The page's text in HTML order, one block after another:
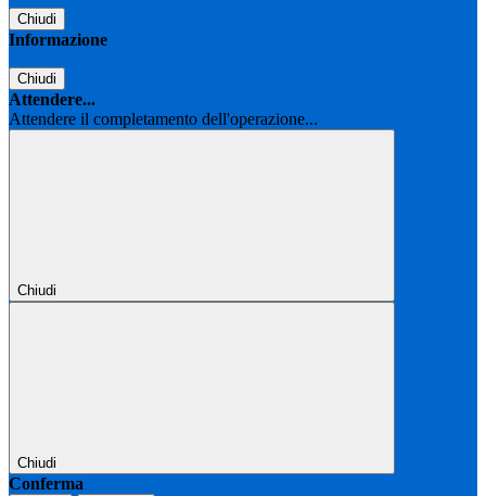
Chiudi
Informazione
Chiudi
Attendere...
Attendere il completamento dell'operazione...
Chiudi
Chiudi
Conferma